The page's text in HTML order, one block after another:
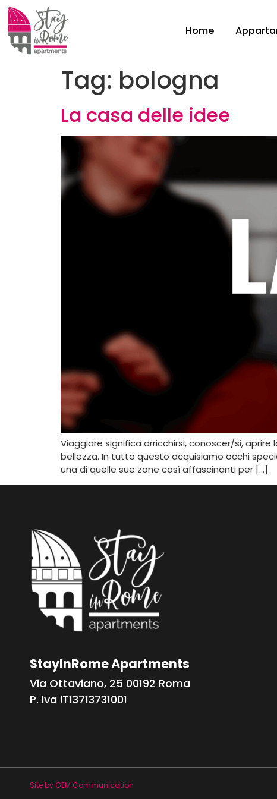
Home
Tag: bologna
La casa delle idee
Viaggiare significa arricchirsi, conoscer/si,
bellezza. In tutto questo acquisiamo occhi
una di quelle sue zone così affascinanti per […]
StayInRome Apartments
Via Ottaviano, 25 00192 Roma
P. Iva IT13713731001
Site by GEM Communication